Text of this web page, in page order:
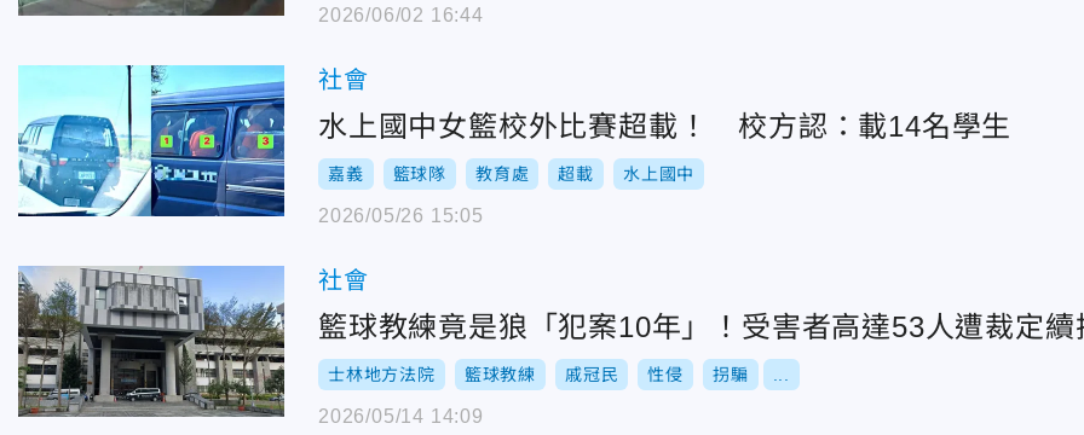
2026/06/02 16:44
社會
水上國中女籃校外比賽超載！ 校方認：載14名學生
嘉義 籃球隊 教育處 超載 水上國中
2026/05/26 15:05
社會
籃球教練竟是狼「犯案10年」！受害者高達53人遭裁定續
士林地方法院 籃球教練 戚冠民 性侵 拐騙
2026/05/14 14:09